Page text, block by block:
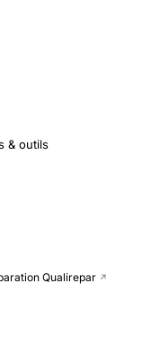
& outils
Qualirepar ↗